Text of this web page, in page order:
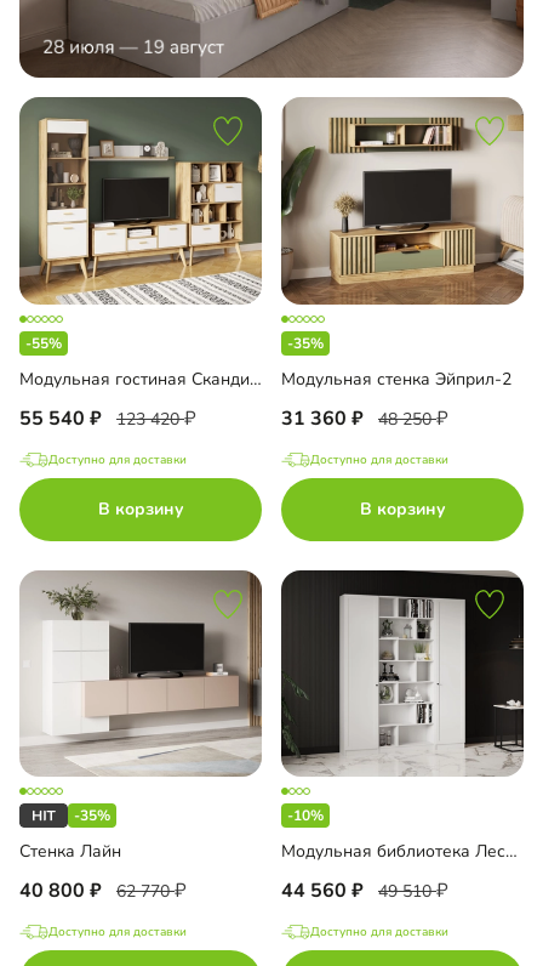
-55%
Модульная гостиная Скандивуд-2
55 540 123 420
Доступно для доставки
В корзину
-35%
Модульная стенка Эйприл-2
31 360 48 250
Доступно для доставки
В корзину
-35%
Стенка Лайн
40 800 62 770
Доступно для доставки
-10%
Модульная библиотека Лестер-6
44 560 49 510
Доступно для доставки